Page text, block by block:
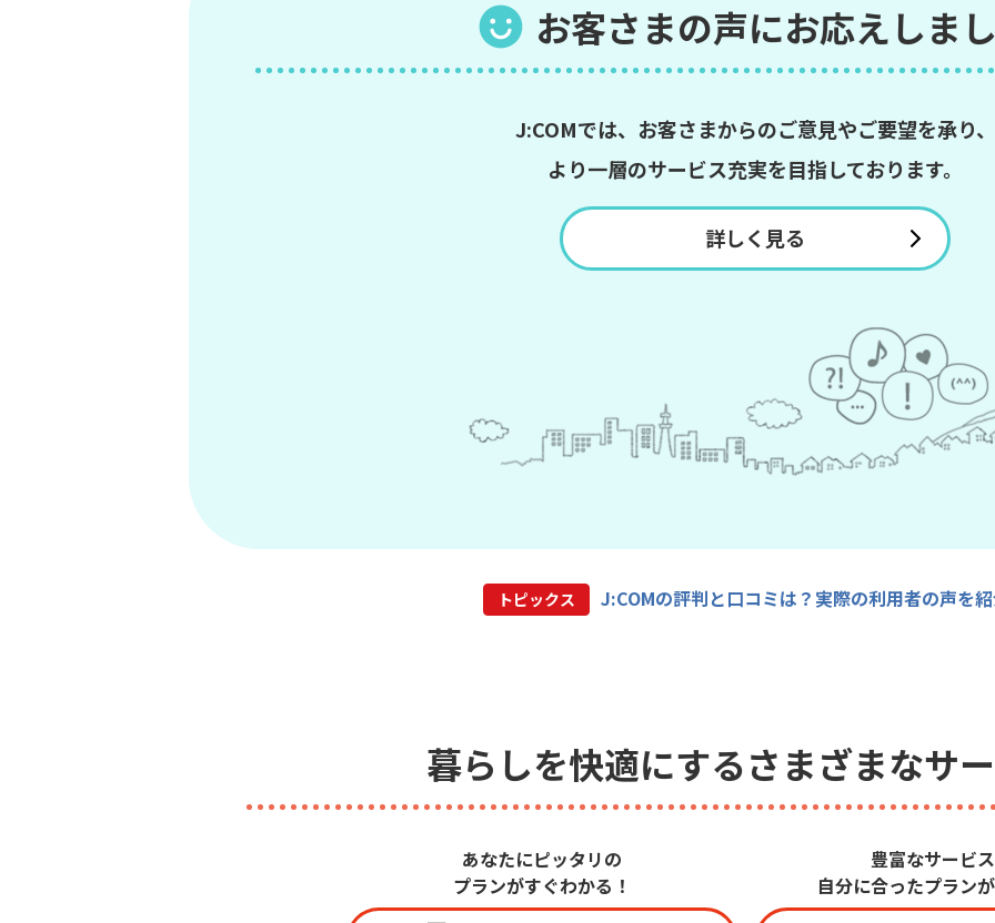
お客さまの声にお応えしま
J:COMでは、お客さまからのご意見やご要望を承り、
より一層のサービス充実を目指しております。
詳しく見る
トピックス J:COMの評判と口コミは？ 実際の利用者の声を
暮らしを快適にするさまざまなサ
あなたにピッタリの
プランがすぐわかる！
豊富なサービ
自分に合ったプラン